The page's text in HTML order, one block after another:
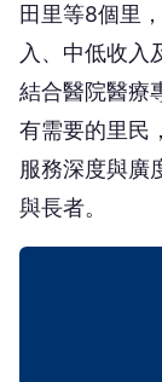
田里等8個里
入、中低收入
結合醫院醫療
有需要的里民
服務深度與廣
與長者。